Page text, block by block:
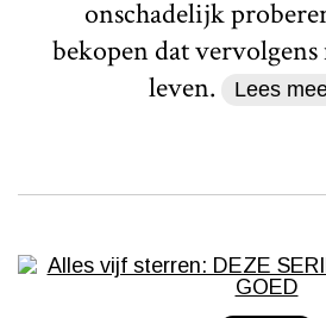
onschadelijk
bekopen dat
leven.
Lees